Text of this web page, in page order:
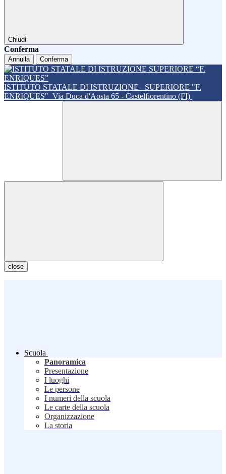
Chiudi
Conferma
Annulla Conferma
ISTITUTO STATALE DI ISTRUZIONE
SUPERIORE "F.
ENRIQUES" Via Duca d'Aosta 65 - Castelfiorentino (FI)
close
Scuola
Panoramica
Presentazione
I luoghi
Le persone
I numeri della scuola
Le carte della scuola
Organizzazione
La storia